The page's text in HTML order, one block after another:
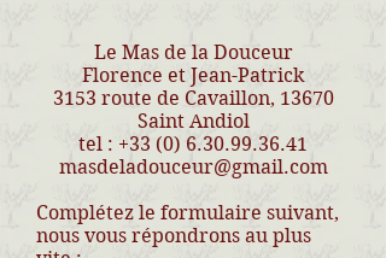
Le Mas de la Douceur
Florence et Jean-Patrick
3153 route de Cavaillon, 13670
Saint Andiol
tel : +33 (0) 6.30.99.36.41
masdeladouceur@gmail.com
Complétez le formulaire suivant,
nous vous répondrons au plus